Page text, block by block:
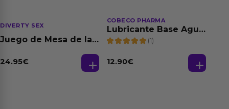
DIVERTY SEX
Juego de Mesa de las
24.95€
COBECO PHARMA
Lubricante Base Agua
100% Natural 125 ml
(1)
12.90€